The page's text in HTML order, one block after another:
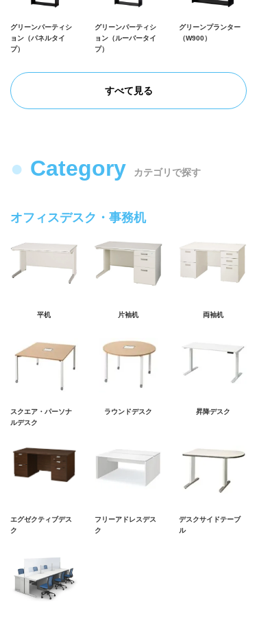
グリーンパーティシ
ョン（パネルタイ
プ）
グリーンパーティシ
ョン（ルーバータイ
プ）
グリーンプランター
（W900）
すべて見る
Category カテゴリで探す
オフィスデスク・事務机
平机 片袖机 両袖机
スクエア・パーソナ
ルデスク
ラウンドデスク 昇降デスク
エグゼクティブデス
ク
フリーアドレスデス
ク
デスクサイドテーブ
ル